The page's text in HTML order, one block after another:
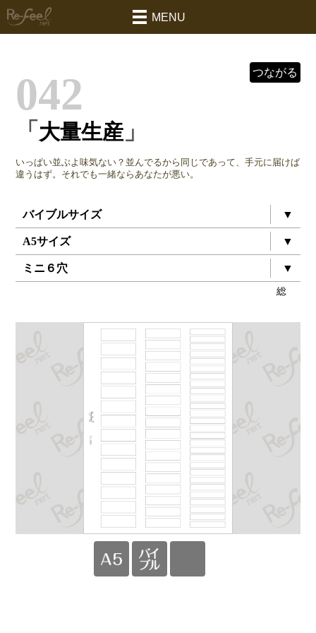
MENU
つながる
042
「 大量生産 」
いっぱい並ぶよ味気ない？並んでるから同じであって、手元に届けば
違うはず。それでも一緒ならあなたが悪い。
バイブルサイズ ▼
A5サイズ ▼
ミニ６穴 ▼
総